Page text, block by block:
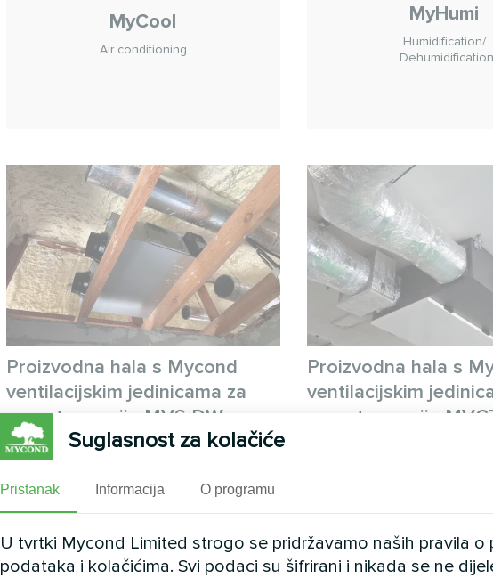
MyCool
Air conditioning
MyHumi
Humidification/
Proizvodna hala s Mycond
ventilacijskim jedinicama za
povrat energije MVS DW
MyCond ventilacijske jedinice s povratom
izmjenu zraka s povratom topline
Proizvodna hala s
ventilacijskim
povrat energije
Suglasnost za kolačiće
Pristanak Informacija O programu
U tvrtki Mycond Limited strogo se pridržavamo naših pravila o
podataka i kolačićima. Svi podaci su šifrirani i nikada se ne